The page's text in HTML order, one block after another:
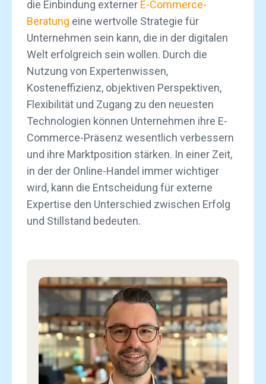
die Einbindung externer E-Commerce-
Beratung eine wertvolle Strategie für
Unternehmen sein kann, die in der digitalen
Welt erfolgreich sein wollen. Durch die
Nutzung von Expertenwissen,
Kosteneffizienz, objektiven Perspektiven,
Flexibilität und Zugang zu den neuesten
Technologien können Unternehmen ihre E-
Commerce-Präsenz wesentlich verbessern
und ihre Marktposition stärken. In einer Zeit,
in der der Online-Handel immer wichtiger
wird, kann die Entscheidung für externe
Expertise den Unterschied zwischen Erfolg
und Stillstand bedeuten.